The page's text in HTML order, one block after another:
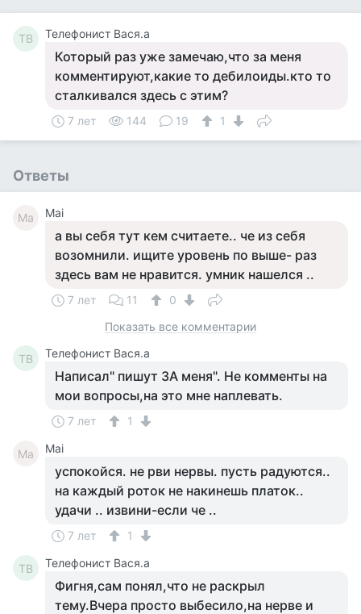
ТВ Телефонист Вася.а
Который раз уже замечаю,что за меня
комментируют,какие то дебилоиды.кто то
сталкивался здесь с этим?
7 лет 144 19 1
Ответы
Ma Mai
а вы себя тут кем считаете.. че из себя
возомнили. ищите уровень по выше- раз
здесь вам не нравится. умник нашелся ..
7 лет 11
0
Показать все комментарии
ТВ Телефонист Вася.а
Написал" пишут ЗА меня". Не комменты на
мои вопросы,на это мне наплевать.
7 лет 1
Ma Mai
успокойся. не рви нервы. пусть радуются..
на каждый роток не накинешь платок..
удачи .. извини-если че ..
7 лет 1
ТВ Телефонист Вася.а
Фигня,сам понял,что не раскрыл
тему.Вчера просто выбесило,на нерве и